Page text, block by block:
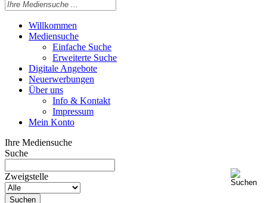
Willkommen
Mediensuche
Einfache Suche
Erweiterte Suche
Digitale Angebote
Neuerwerbungen
Über uns
Info & Kontakt
Impressum
Mein Konto
Ihre Mediensuche
Suche
Zweigstelle